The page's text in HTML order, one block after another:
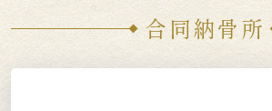
合同納骨所